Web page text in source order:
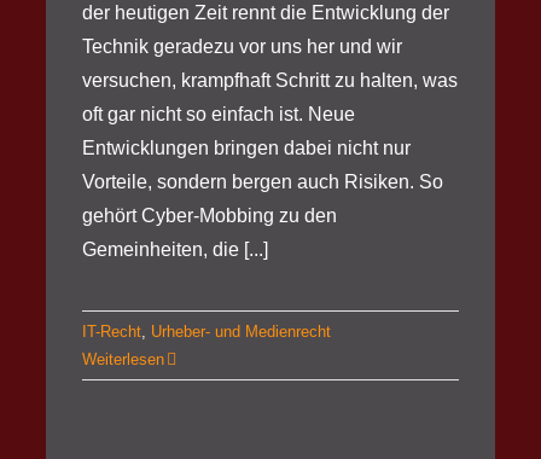
der heutigen Zeit rennt die Entwicklung der
Technik geradezu vor uns her und wir
versuchen, krampfhaft Schritt zu halten, was
oft gar nicht so einfach ist. Neue
Entwicklungen bringen dabei nicht nur
Vorteile, sondern bergen auch Risiken. So
gehört Cyber-Mobbing zu den
Gemeinheiten, die [...]
IT-Recht, Urheber- und Medienrecht
Weiterlesen